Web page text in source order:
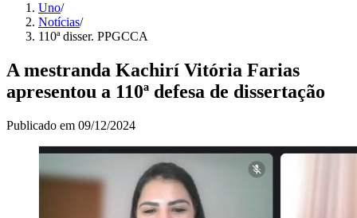
Uno/
Notícias/
110ª disser. PPGCCA
A mestranda Kachirí Vitória Farias
apresentou a 110ª defesa de dissertação
Publicado em 09/12/2024